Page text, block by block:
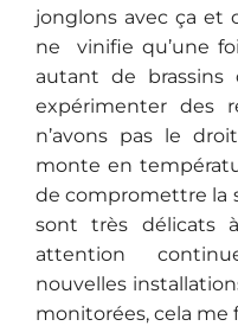
jonglons avec ça et
ne vinifie qu’une
autant de
expérimenter des
n’avons pas le
monte en
de compromettre la
sont très délicats
attention
nouvelles
monitorées, cela me